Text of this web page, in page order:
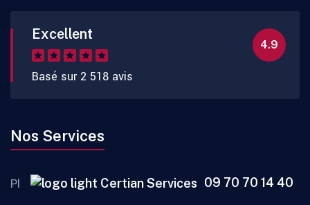
Excellent
Basé sur 2 518 avis
4.9
Nos Services
Plombier
09 70 70 14 40